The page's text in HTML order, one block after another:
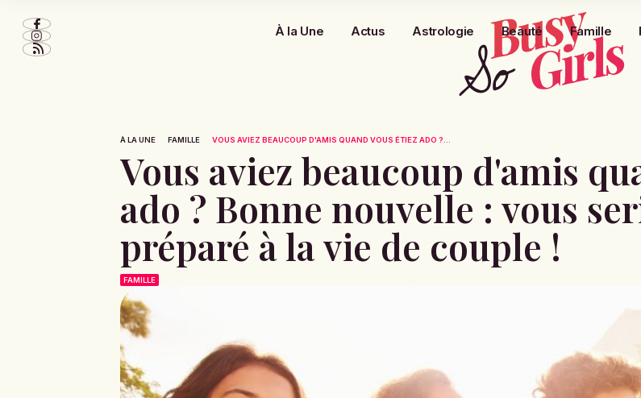
À la Une Actus Astrologie Beauté Famille
À LA UNE FAMILLE VOUS AVIEZ BEAUCOUP D'AMIS QUAND VOUS ÉTIEZ ADO ?...
Vous aviez beaucoup d'amis
ado ? Bonne nouvelle : vous
préparé à la vie de couple !
FAMILLE